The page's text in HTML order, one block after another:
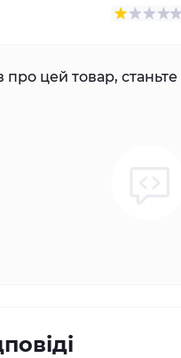
про цей товар,